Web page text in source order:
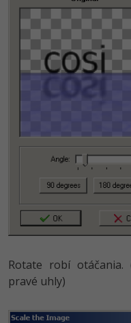
Rotate robí otáčania.
pravé uhly)